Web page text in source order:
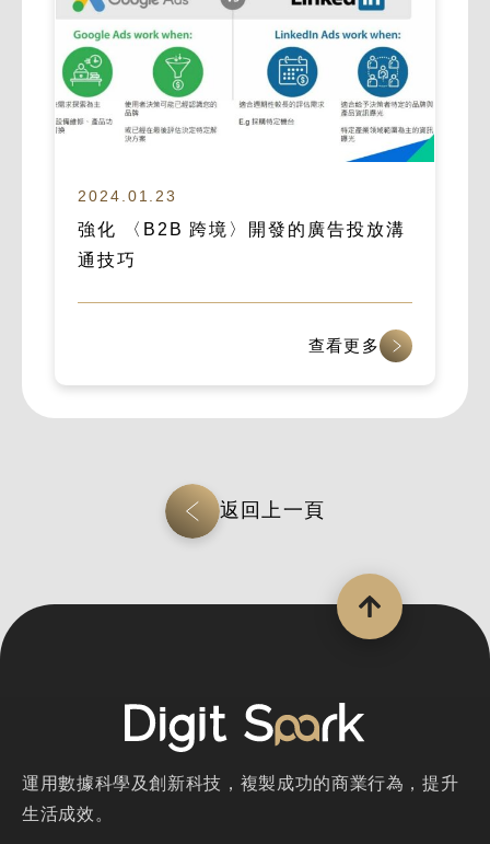
2024.01.23
強化 〈B2B 跨境〉開發的廣告投放溝
通技巧
查看更多
返回上一頁
運用數據科學及創新科技，複製成功的商業行為，提升
生活成效。